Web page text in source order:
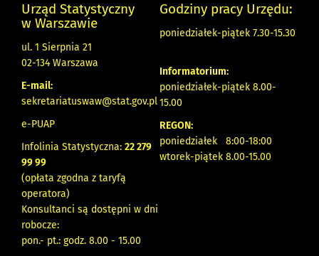
Urząd Statystyczny
w Warszawie
ul. 1 Sierpnia 21
02-134 Warszawa
E-mail:
sekretariatuswaw@stat.gov.pl
e-PUAP
Infolinia Statystyczna: 22 279
99 99
(opłata zgodna z taryfą
operatora)
Konsultanci są dostępni w dni
robocze:
pon.- pt.: godz. 8.00 - 15.00
Godziny pracy Urzędu:
poniedziałek-piątek 7.30-15.30
Informatorium:
poniedziałek-piątek 8.00-
15.00
REGON:
poniedziałek 8:00-18:00
wtorek-piątek 8.00-15.00